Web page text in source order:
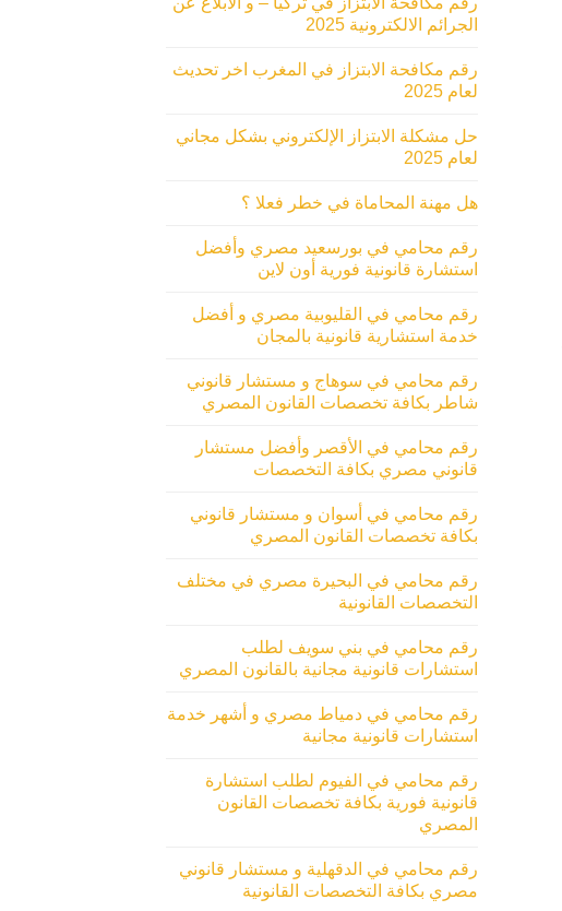
الجرائم الالكترونية 2025
رقم مكافحة الابتزاز في المغرب اخر تحديث
لعام 2025
حل مشكلة الابتزاز الإلكتروني بشكل مجاني
لعام 2025
هل مهنة المحاماة في خطر فعلا ؟
رقم محامي في بورسعيد مصري وأفضل
استشارة قانونية فورية أون لاين
رقم محامي في القليوبية مصري و أفضل
خدمة استشارية قانونية بالمجان
رقم محامي في سوهاج و مستشار قانوني
شاطر بكافة تخصصات القانون المصري
رقم محامي في الأقصر وأفضل مستشار
قانوني مصري بكافة التخصصات
رقم محامي في أسوان و مستشار قانوني
بكافة تخصصات القانون المصري
رقم محامي في البحيرة مصري في مختلف
التخصصات القانونية
رقم محامي في بني سويف لطلب
استشارات قانونية مجانية بالقانون المصري
رقم محامي في دمياط مصري و أشهر خدمة
استشارات قانونية مجانية
رقم محامي في الفيوم لطلب استشارة
قانونية فورية بكافة تخصصات القانون
المصري
رقم محامي في الدقهلية و مستشار قانوني
مصري بكافة التخصصات القانونية